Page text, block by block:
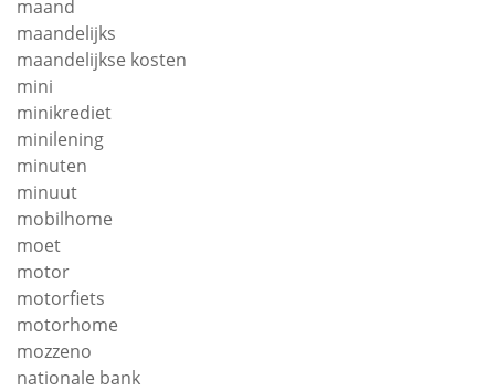
maand
maandelijks
maandelijkse kosten
mini
minikrediet
minilening
minuten
minuut
mobilhome
moet
motor
motorfiets
motorhome
mozzeno
nationale bank